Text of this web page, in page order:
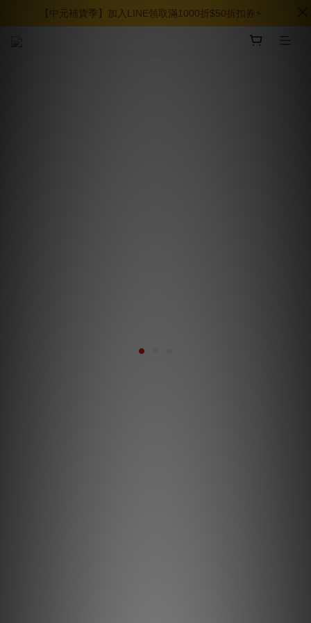
【中元補貨季】加入LINE領取滿1000折$50折扣券⚡️